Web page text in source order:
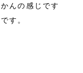
んの感じです
す。